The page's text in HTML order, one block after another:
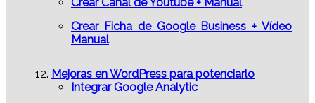
Crear Ficha de Google Business + Vídeo
Manual
Mejoras en WordPress para potenciarlo
Integrar Google Analytic